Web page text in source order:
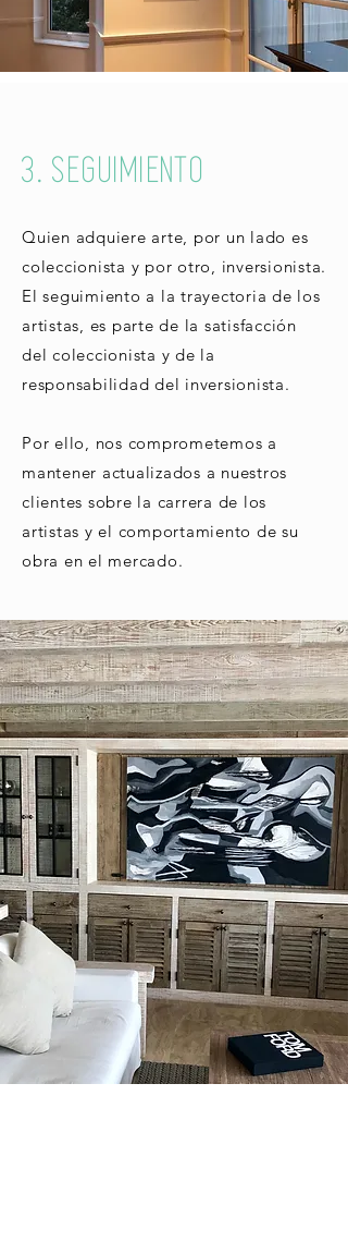
Quien adquiere arte, por un lado es
coleccionista y por otro, inversionista.
El seguimiento a la trayectoria de los
artistas, es parte de la satisfacción
del coleccionista y de la
responsabilidad del inversionista.
Por ello, nos comprometemos a
mantener actualizados a nuestros
clientes sobre la carrera de los
artistas y el comportamiento de su
obra en el mercado.
3. SEGUIMIENTO